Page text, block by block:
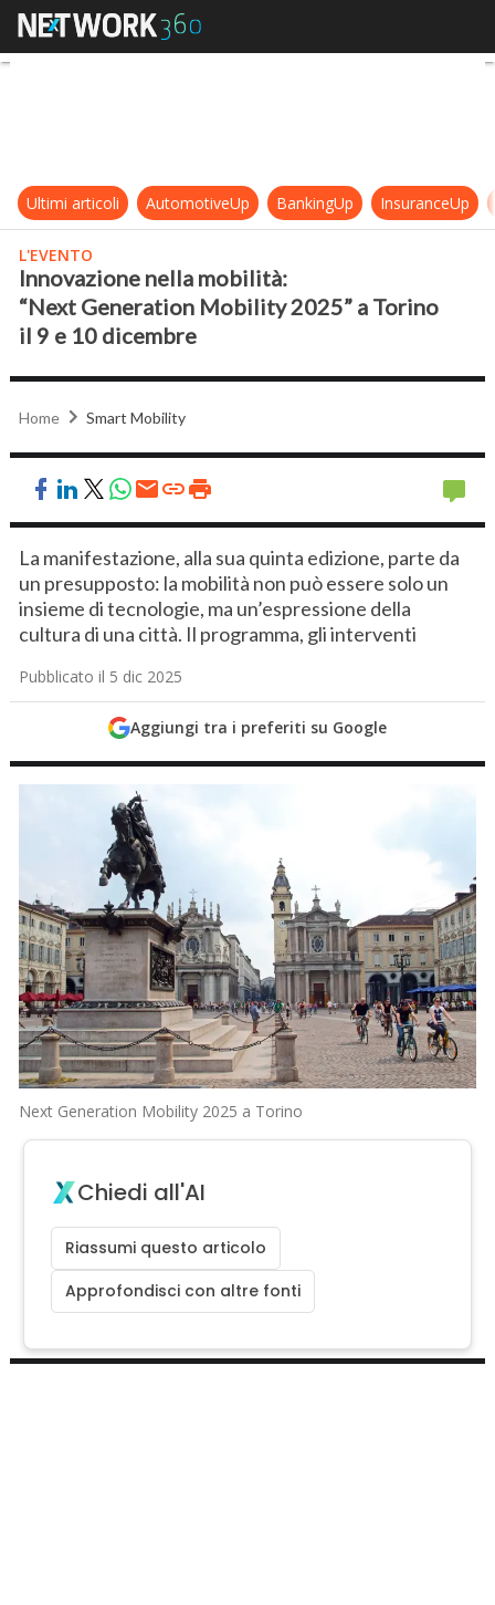
Innovazione nella mobilità: “Next
Ultimi articoli AutomotiveUp BankingUp InsuranceUp
L'EVENTO
Innovazione nella mobilità:
“Next Generation Mobility 2025” a Torino
il 9 e 10 dicembre
Home Smart Mobility
La manifestazione, alla sua quinta edizione, parte da
un presupposto: la mobilità non può essere solo un
insieme di tecnologie, ma un’espressione della
cultura di una città. Il programma, gli interventi
Pubblicato il 5 dic 2025
Aggiungi tra i preferiti su Google
Next Generation Mobility 2025 a Torino
Chiedi all'AI
Riassumi questo articolo
Approfondisci con altre fonti